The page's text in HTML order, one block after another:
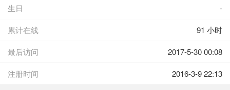
生日 -
累计在线 91 小时
最后访问 2017-5-30 00:08
注册时间 2016-3-9 22:13